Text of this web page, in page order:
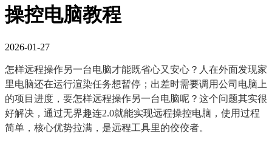
操控电脑教程
2026-01-27
怎样远程操作另一台电脑才能既省心又安心？人在外面发现家
里电脑还在运行渲染任务想暂停；出差时需要调用公司电脑上
的项目进度，要怎样远程操作另一台电脑呢？这个问题其实很
好解决，通过无界趣连2.0就能实现远程操控电脑，使用过程
简单，核心优势拉满，是远程工具里的佼佼者。